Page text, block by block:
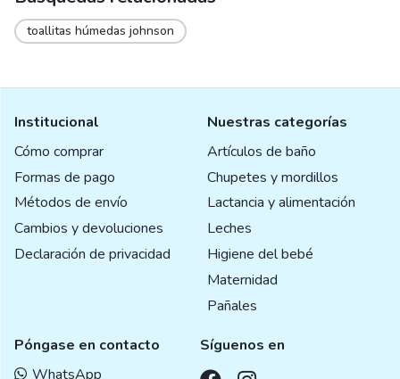
toallitas húmedas johnson
Institucional
Cómo comprar
Formas de pago
Métodos de envío
Cambios y devoluciones
Declaración de privacidad
Nuestras categorías
Artículos de baño
Chupetes y mordillos
Lactancia y alimentación
Leches
Higiene del bebé
Maternidad
Pañales
Póngase en contacto
WhatsApp
Síguenos en